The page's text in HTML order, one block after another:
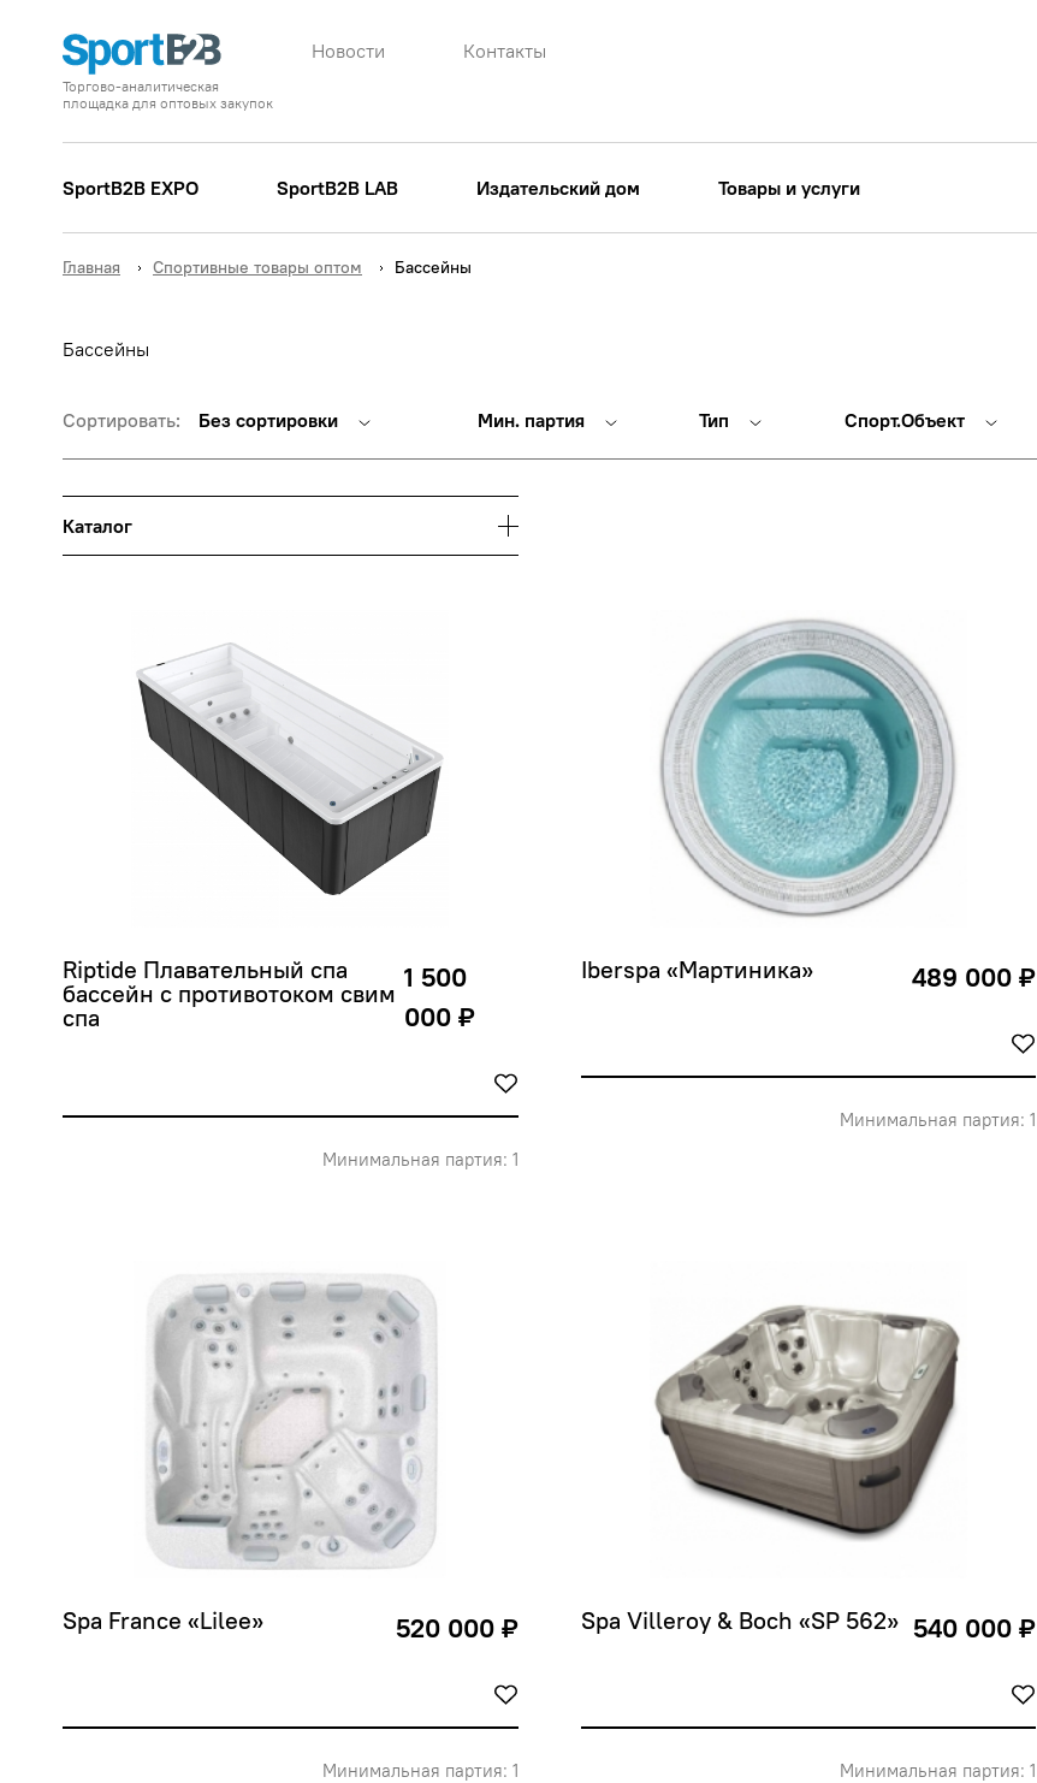
Торгово-аналитическая
площадка для оптовых закупок
Новости Контакты
SportB2B EXPO SportB2B LAB Издательский дом Товары и услуги
Главная Спортивные товары оптом Бассейны
Бассейны
Каталог
Сортировать: Без сортировки Мин. партия Тип Спорт.Объект
Riptide Плавательный спа
бассейн с противотоком свим
спа
1 500
000 ₽
Минимальная партия: 1
Iberspa «Мартиника» 489 000 ₽
Минимальная партия: 1
Spa France «Lilee» 520 000 ₽
Минимальная партия: 1
Spa Villeroy & Boch «SP 562» 540 000 ₽
Минимальная партия: 1